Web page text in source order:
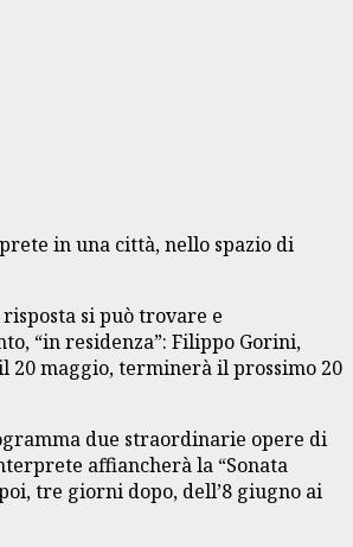
in una città, nello spazio di
si può trovare e
“in residenza”: Filippo Gorini,
20 maggio, terminerà il prossimo 20
due straordinarie opere di
affiancherà la “Sonata
tre giorni dopo, dell’8 giugno ai